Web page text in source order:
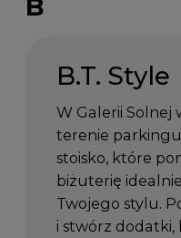
B.T. Style
W Galerii Solnej
terenie parkingu,
stoisko, które
biżuterię
Twojego stylu.
i stwórz dodatki,